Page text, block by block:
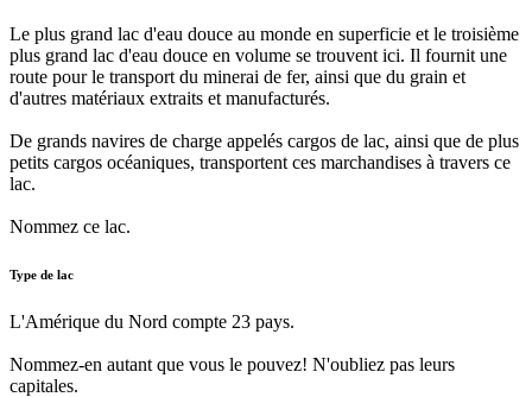
Le plus grand lac d'eau douce au monde en superficie et le troisième
plus grand lac d'eau douce en volume se trouvent ici. Il fournit une
route pour le transport du minerai de fer, ainsi que du grain et
d'autres matériaux extraits et manufacturés.
De grands navires de charge appelés cargos de lac, ainsi que de plus
petits cargos océaniques, transportent ces marchandises à travers ce
lac.
Nommez ce lac.
Type de lac
L'Amérique du Nord compte 23 pays.
Nommez-en autant que vous le pouvez! N'oubliez pas leurs
capitales.